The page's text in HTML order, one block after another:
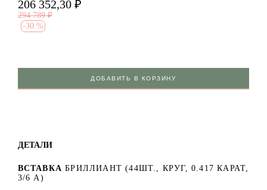
206 352,30 ₽
294 789 ₽
-30 %
ДОБАВИТЬ В КОРЗИНУ
ДЕТАЛИ
ВСТАВКА БРИЛЛИАНТ (44ШТ., КРУГ, 0.417 КАРАТ,
3/6 А)